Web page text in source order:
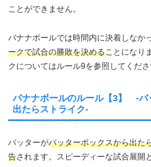
ことができません。
バナナボールでは時間内に決着しなか
ークで試合の勝敗を決めることになり
クについてはルール9を参照してくださ
バナナボールのルール【3】 -バ
出たらストライク-
バッターがバッターボックスから出た
告されます。スピーディーな試合展開